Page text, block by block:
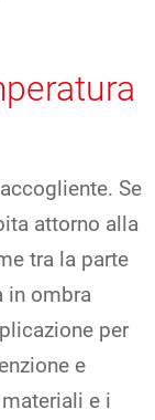
Se
attorno alla
tra la parte
in ombra
per
e
e i